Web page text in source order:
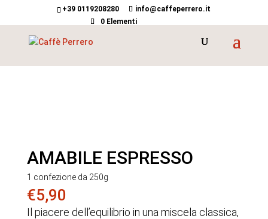
+39 0119208280
info@caffeperrero.it
0 Elementi
AMABILE ESPRESSO
1 confezione da 250g
€5,90
Il piacere dell’equilibrio in una miscela classica,